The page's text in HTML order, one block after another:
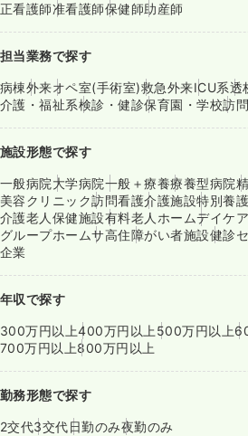
正看護師准看護師保健師助産師
担当業務で探す
病棟外来オペ室(手術室)救急外来ICU系透
介護・福祉系検診・健診保育園・学校訪
施設形態で探す
一般病院大学病院一般＋療養療養型病院
美容クリニック訪問看護介護施設特別養
介護老人保健施設有料老人ホームデイケ
グループホームサ高住障がい者施設健診
企業
年収で探す
300万円以上400万円以上 500万円以上
700万円以上800万円以上
勤務形態で探す
2交代3交代日勤のみ夜勤のみ